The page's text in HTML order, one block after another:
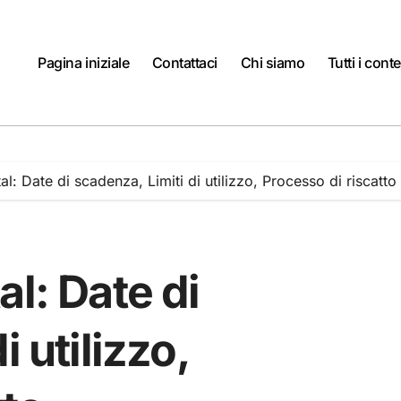
Pagina iniziale Contattaci Chi siamo Tutti i
Date di scadenza, Limiti di utilizzo, Processo di riscatto
Date di
utilizzo,